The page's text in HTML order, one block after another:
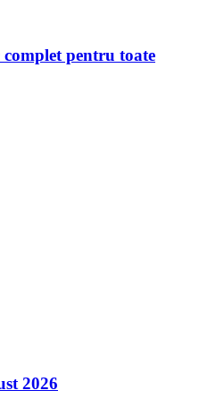
pentru toate
2026